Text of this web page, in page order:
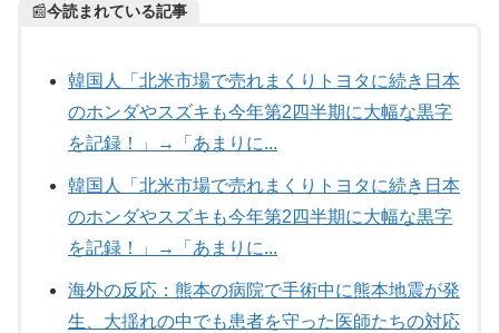
📰今読まれている記事
韓国人「北米市場で売れまくりトヨタに続き日本
のホンダやスズキも今年第2四半期に大幅な黒字
を記録！」→「あまりに...
韓国人「北米市場で売れまくりトヨタに続き日本
のホンダやスズキも今年第2四半期に大幅な黒字
を記録！」→「あまりに...
海外の反応：熊本の病院で手術中に熊本地震が発
生、大揺れの中でも患者を守った医師たちの対応